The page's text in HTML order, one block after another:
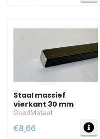
Staal massief
vierkant 30 mm
GoedMetaal
€8,66